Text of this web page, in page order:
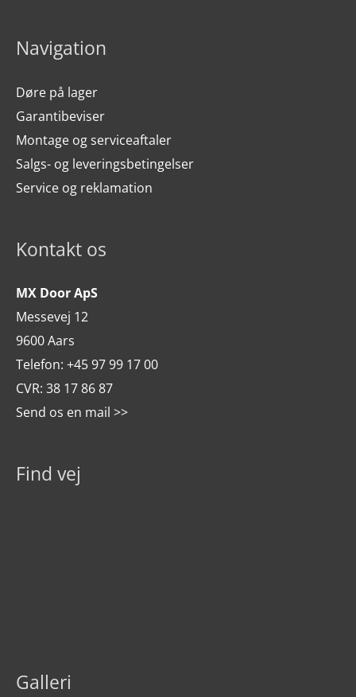
Navigation
Døre på lager
Garantibeviser
Montage og serviceaftaler
Salgs- og leveringsbetingelser
Service og reklamation
Kontakt os
MX Door ApS
Messevej 12
9600 Aars
Telefon: +45 97 99 17 00
CVR: 38 17 86 87
Send os en mail >>
Find vej
Galleri